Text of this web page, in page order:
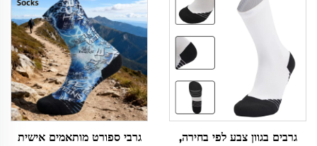
גרבים בגוון צבע לפי בחירה, גרבי ספורט מותאמים אישית